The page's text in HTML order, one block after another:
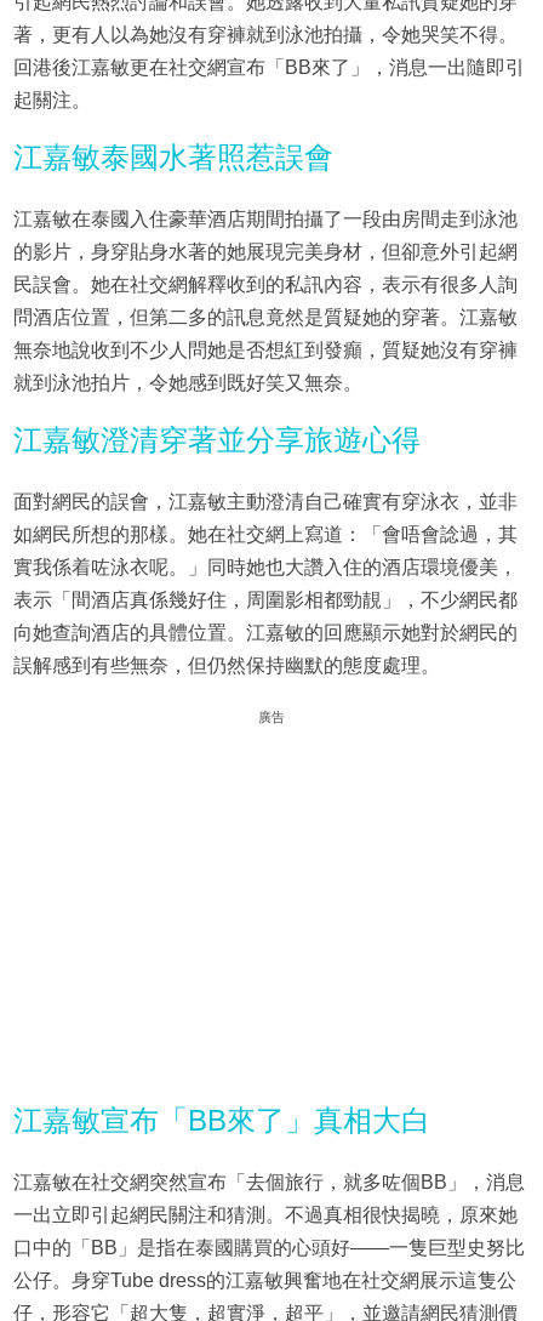
著，更有人以為她沒有穿褲就到泳池拍攝，令她哭笑不得。
回港後江嘉敏更在社交網宣布「BB來了」，消息一出隨即引
起關注。
江嘉敏泰國水著照惹誤會
江嘉敏在泰國入住豪華酒店期間拍攝了一段由房間走到泳池
的影片，身穿貼身水著的她展現完美身材，但卻意外引起網
民誤會。她在社交網解釋收到的私訊內容，表示有很多人詢
問酒店位置，但第二多的訊息竟然是質疑她的穿著。江嘉敏
無奈地說收到不少人問她是否想紅到發癲，質疑她沒有穿褲
就到泳池拍片，令她感到既好笑又無奈。
江嘉敏澄清穿著並分享旅遊心得
面對網民的誤會，江嘉敏主動澄清自己確實有穿泳衣，並非
如網民所想的那樣。她在社交網上寫道：「會唔會諗過，其
實我係着咗泳衣呢。」同時她也大讚入住的酒店環境優美，
表示「間酒店真係幾好住，周圍影相都勁靚」，不少網民都
向她查詢酒店的具體位置。江嘉敏的回應顯示她對於網民的
誤解感到有些無奈，但仍然保持幽默的態度處理。
廣告
江嘉敏宣布「BB來了」真相大白
江嘉敏在社交網突然宣布「去個旅行，就多咗個BB」，消息
一出立即引起網民關注和猜測。不過真相很快揭曉，原來她
口中的「BB」是指在泰國購買的心頭好——一隻巨型史努比
公仔。身穿Tube dress的江嘉敏興奮地在社交網展示這隻公
仔，形容它「超大隻，超實淨，超平」，並邀請網民猜測價